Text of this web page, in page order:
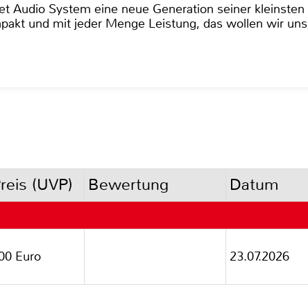
Audio System eine neue Generation seiner kleinsten
und mit jeder Menge Leistung, das wollen wir uns
(UVP) Bewertung Datum
Euro 23.07.2026